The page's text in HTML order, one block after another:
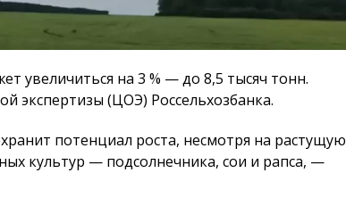
увеличиться на 3 % — до 8,5 тысяч тонн.
экспертизы (ЦОЭ) Россельхозбанка.
потенциал роста, несмотря на растущую
культур — подсолнечника, сои и рапса, —